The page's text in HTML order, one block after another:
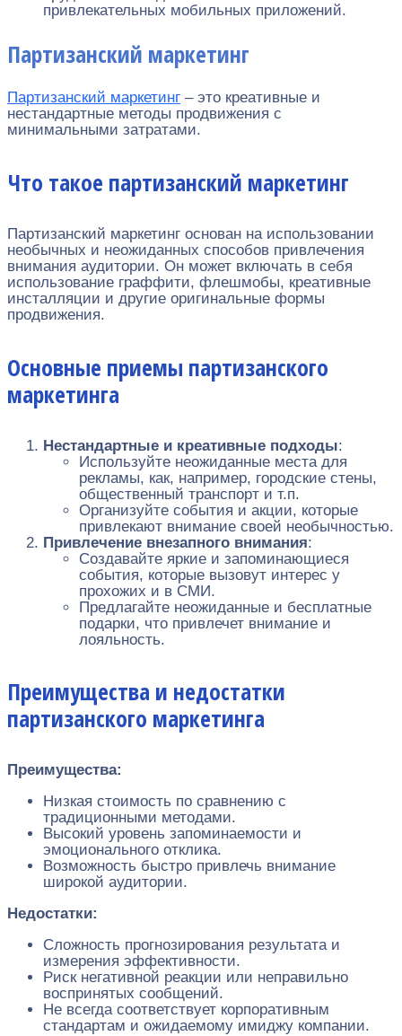
привлекательных мобильных приложений.
Партизанский маркетинг
Партизанский маркетинг – это креативные и
нестандартные методы продвижения с
минимальными затратами.
Что такое партизанский маркетинг
Партизанский маркетинг основан на использовании
необычных и неожиданных способов привлечения
внимания аудитории. Он может включать в себя
использование граффити, флешмобы, креативные
инсталляции и другие оригинальные формы
продвижения.
Основные приемы партизанского
маркетинга
Нестандартные и креативные подходы:
Используйте неожиданные места для
рекламы, как, например, городские стены,
общественный транспорт и т.п.
Организуйте события и акции, которые
привлекают внимание своей необычностью.
Привлечение внезапного внимания:
Создавайте яркие и запоминающиеся
события, которые вызовут интерес у
прохожих и в СМИ.
Предлагайте неожиданные и бесплатные
подарки, что привлечет внимание и
лояльность.
Преимущества и недостатки
партизанского маркетинга
Преимущества:
Низкая стоимость по сравнению с
традиционными методами.
Высокий уровень запоминаемости и
эмоционального отклика.
Возможность быстро привлечь внимание
широкой аудитории.
Недостатки:
Сложность прогнозирования результата и
измерения эффективности.
Риск негативной реакции или неправильно
воспринятых сообщений.
Не всегда соответствует корпоративным
стандартам и ожидаемому имиджу компании.